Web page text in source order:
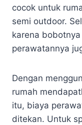
cocok untuk
semi outdoor.
karena
perawatannya
Dengan
rumah
itu, biaya
ditekan. Untuk